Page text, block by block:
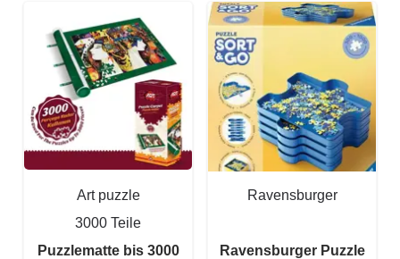
Art puzzle
3000 Teile
Puzzlematte bis 3000
Ravensburger
Ravensburger Puzzle